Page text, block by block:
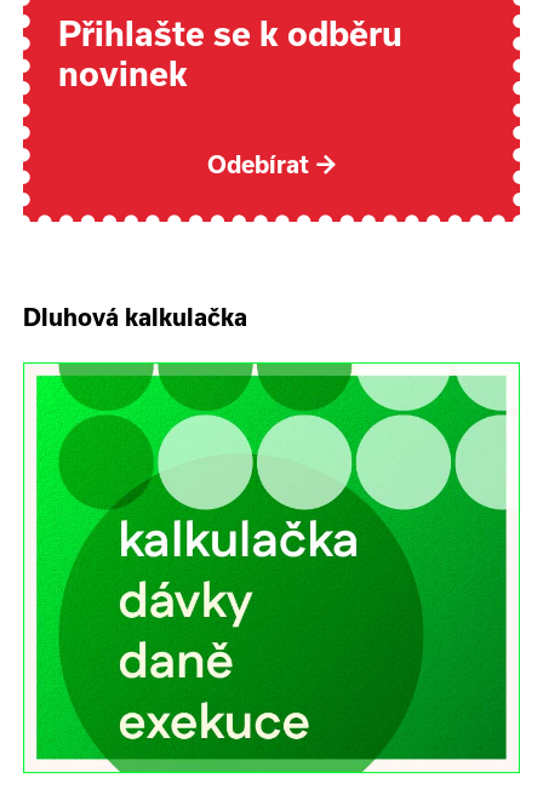
Přihlašte se k odběru
novinek
Odebírat →
Dluhová kalkulačka